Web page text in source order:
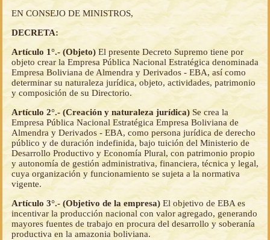
EN CONSEJO DE MINISTROS,
DECRETA:
Artículo 1°.- (Objeto)El presente Decreto Supremo tiene por
objeto crear la Empresa Pública Nacional Estratégica denominada
Empresa Boliviana de Almendra y Derivados - EBA, así como
determinar su naturaleza jurídica, objeto, actividades, patrimonio
y composición de su Directorio.
Artículo 2°.- (Creación y naturaleza jurídica) Se crea la
Empresa Pública Nacional Estratégica Empresa Boliviana de
Almendra y Derivados - EBA, como persona jurídica de derecho
público y de duración indefinida, bajo tuición del Ministerio de
Desarrollo Productivo y Economía Plural, con patrimonio propio
y autonomía de gestión administrativa, financiera, técnica y legal,
cuya organización y funcionamiento se sujeta a la normativa
vigente.
Artículo 3°.- (Objetivo de la empresa) El objetivo de EBA es
incentivar la producción nacional con valor agregado, generando
mayores fuentes de trabajo en procura del desarrollo y soberanía
productiva en la amazonia boliviana.